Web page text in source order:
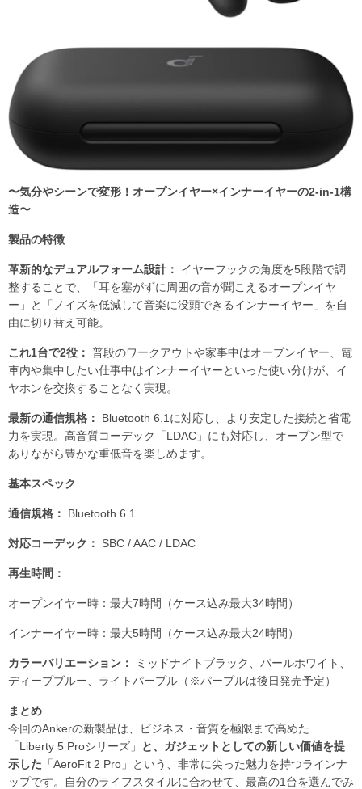
〜気分やシーンで変形！オープンイヤー×インナーイヤーの2-in-1構
造〜
製品の特徴
革新的なデュアルフォーム設計：
イヤーフックの角度を5段階で調
整することで、「耳を塞がずに周囲の音が聞こえるオープンイヤ
ー」と「ノイズを低減して音楽に没頭できるインナーイヤー」を自
由に切り替え可能。
これ1台で2役： 普段のワークアウトや家事中はオープンイヤー、電
車内や集中したい仕事中はインナーイヤーといった使い分けが、イ
ヤホンを交換することなく実現。
最新の通信規格：
Bluetooth 6.1に対応し、より安定した接続と省電
力を実現。高音質コーデック「LDAC」にも対応し、オープン型で
ありながら豊かな重低音を楽しめます。
基本スペック
通信規格： Bluetooth 6.1
対応コーデック： SBC / AAC / LDAC
再生時間：
オープンイヤー時：最大7時間（ケース込み最大34時間）
インナーイヤー時：最大5時間（ケース込み最大24時間）
カラーバリエーション：
ミッドナイトブラック、パールホワイト、
ディープブルー、ライトパープル（※パープルは後日発売予定）
まとめ
今回のAnkerの新製品は、ビジネス・音質を極限まで高めた
「Liberty 5 Proシリーズ」
と、ガジェットとしての新しい価値を提
示した 「AeroFit 2 Pro」という、非常に尖った魅力を持つラインナ
ップです。自分のライフスタイルに合わせて、最高の1台を選んでみ